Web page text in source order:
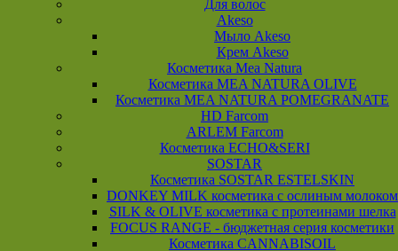
Для волос
Akeso
Мыло Akeso
Крем Akeso
Косметика Mea Natura
Косметика MEA NATURA OLIVE
Косметика MEA NATURA POMEGRANATE
HD Farcom
ARLEM Farcom
Косметика ECHO&SERI
SOSTAR
Косметика SOSTAR ESTELSKIN
DONKEY MILK косметика с ослиным молоком
SILK & OLIVE косметика с протеинами шелка
FOCUS RANGE - бюджетная серия косметики
Косметика CANNABISOIL